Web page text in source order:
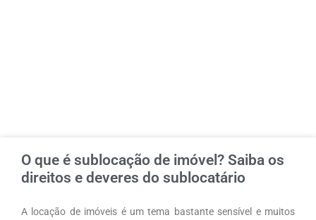
O que é sublocação de imóvel? Saiba os
direitos e deveres do sublocatário
A locação de imóveis é um tema bastante sensível e muitos